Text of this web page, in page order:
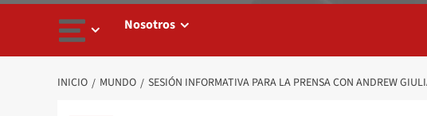
Nosotros
INICIO MUNDO SESIÓN INFORMATIVA PARA LA PRENSA CON ANDREW